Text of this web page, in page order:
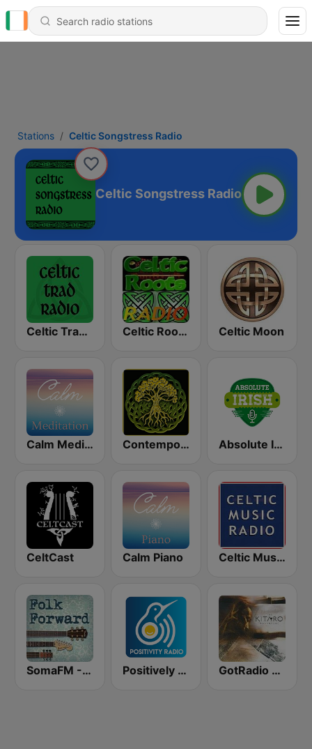
Stations Celtic Songstress Radio
Celtic Songstress Radio
Celtic Trad Radio Celtic Roots Radio Celtic Moon
Calm Meditation Contemporary Celtic Absolute Irish
CeltCast Calm Piano Celtic Music Radio
SomaFM - Folk Forward Positively Meditation GotRadio - New Age Nuance